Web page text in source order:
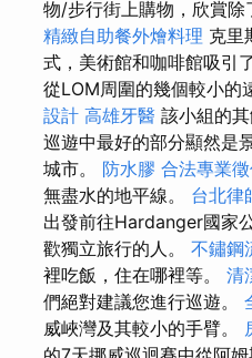
物/步行街上購物，欣賞除
精緻自助餐外燴料理 克里
式，美術館和咖啡館吸引
從LOM周圍的幾個較小的
設計 高雄牙醫 該小組的
巡遊中最好的部分顯然是
城市。 防水膠 合法專業
無盡水的地平線。 台北律
出發前往Hardanger國家
歡獨立旅行的人。 不鏽鋼
裡吃飯，住在哪裡等。 清
們絕對建議您進行巡遊。
威峽灣及其較小的手臂。